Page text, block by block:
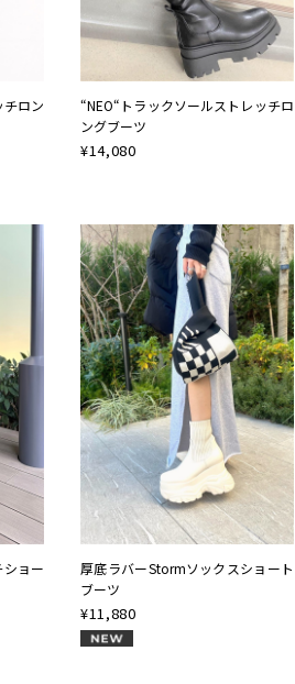
チロン
“NEO“トラックソールストレッチロ
ングブーツ
¥14,080
ョー
厚底ラバーStormソックスショート
ブーツ
¥11,880